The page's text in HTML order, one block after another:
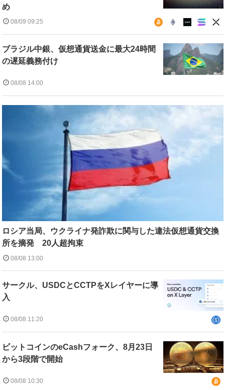
め
08/09 09:25
ブラジル中銀、仮想通貨送金に最大24時間
の遅延義務付け
08/08 14:00
ロシア当局、ウクライナ発詐欺に関与した違法仮想通貨交換
所を摘発 20人超拘束
08/08 13:00
サークル、USDCとCCTPをXレイヤーに導
入
08/08 11:20
ビットコインのeCashフォーク、8月23日
から3段階で開始
08/08 10:30